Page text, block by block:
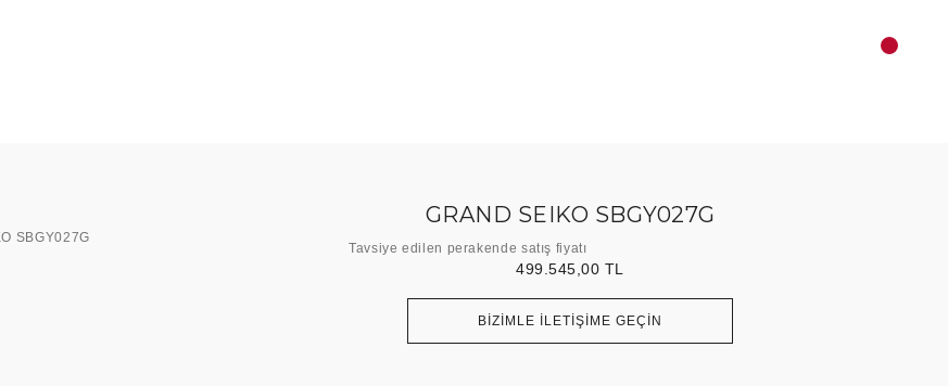
GRAND SEIKO SBGY027G
Tavsiye edilen perakende satış fiyatı
499.545,00 TL
BİZİMLE İLETİŞİME GEÇİN